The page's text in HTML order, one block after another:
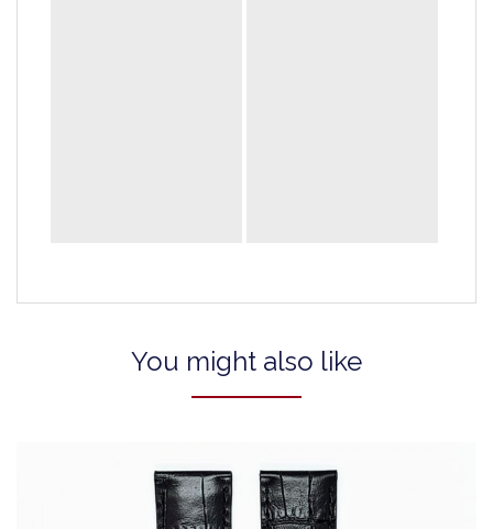
You might also like